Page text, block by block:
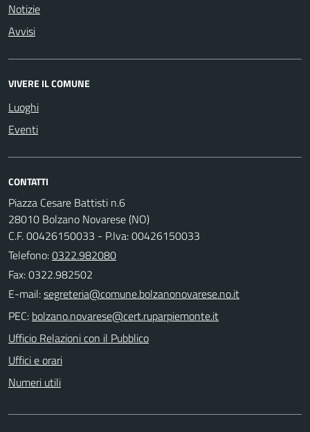
Notizie
Avvisi
VIVERE IL COMUNE
Luoghi
Eventi
CONTATTI
Piazza Cesare Battisti n.6
28010 Bolzano Novarese (NO)
C.F. 00426150033 - P.Iva: 00426150033
Telefono:0322.982080
Fax: 0322.982502
E-mail:
PEC:
Ufficio Relazioni con il Pubblico
Uffici e orari
Numeri utili